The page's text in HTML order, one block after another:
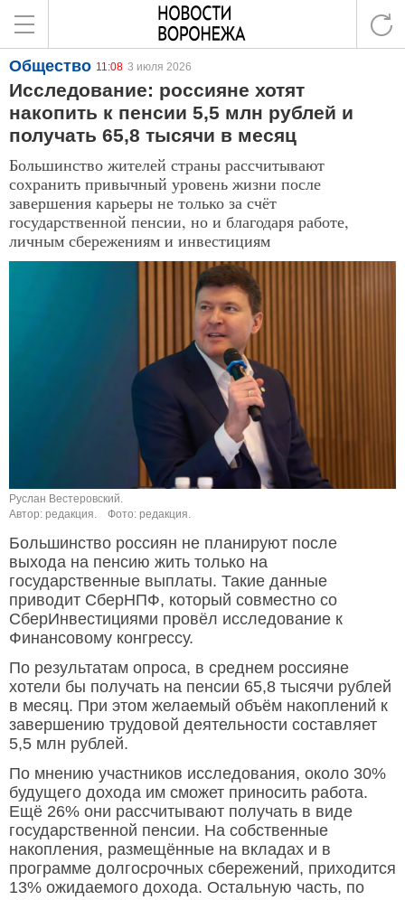
Общество 11:08 3 июля 2026
Исследование: россияне хотят
накопить к пенсии 5,5 млн рублей и
получать 65,8 тысячи в месяц
Большинство жителей страны рассчитывают
сохранить привычный уровень жизни после
завершения карьеры не только за счёт
государственной пенсии, но и благодаря работе,
личным сбережениям и инвестициям
Руслан Вестеровский.
Автор: редакция.
Фото: редакция.
Большинство россиян не планируют после
выхода на пенсию жить только на
государственные выплаты. Такие данные
приводит СберНПФ, который совместно со
СберИнвестициями провёл исследование к
Финансовому конгрессу.
По результатам опроса, в среднем россияне
хотели бы получать на пенсии 65,8 тысячи рублей
в месяц. При этом желаемый объём накоплений к
завершению трудовой деятельности составляет
5,5 млн рублей.
По мнению участников исследования, около 30%
будущего дохода им сможет приносить работа.
Ещё 26% они рассчитывают получать в виде
государственной пенсии. На собственные
накопления, размещённые на вкладах и в
программе долгосрочных сбережений, приходится
13% ожидаемого дохода. Остальную часть, по